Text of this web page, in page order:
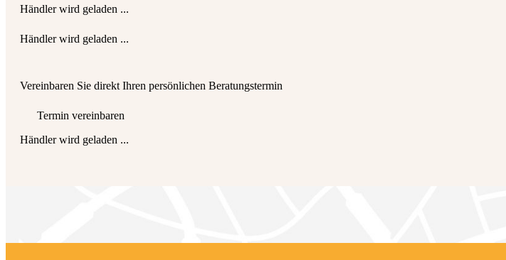
Händler wird geladen ...
Händler wird geladen ...
Vereinbaren Sie direkt Ihren persönlichen Beratungstermin
Termin vereinbaren
Händler wird geladen ...